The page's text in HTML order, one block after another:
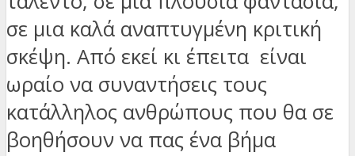
σε μια καλά αναπτυγμένη κριτική
σκέψη. Από εκεί κι έπειτα είναι
ωραίο να συναντήσεις τους
κατάλληλος ανθρώπους που θα σε
βοηθήσουν να πας ένα βήμα